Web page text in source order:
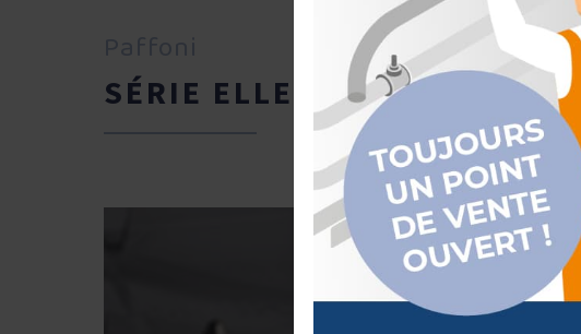
SÉRIE ELLE